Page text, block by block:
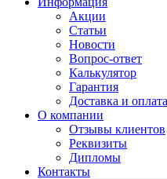
Акции
Статьи
Новости
Вопрос-ответ
Калькулятор
Гарантия
Доставка и оплата
О компании
Отзывы клиентов
Реквизиты
Дипломы
Контакты